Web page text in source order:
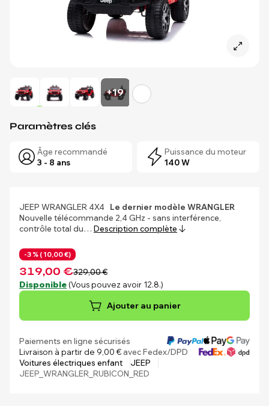
+19
Paramètres clés
Âge recommandé
3 - 8 ans
Puissance du moteur
140 W
JEEP WRANGLER 4X4 Le dernier modèle WRANGLER
Nouvelle télécommande 2,4 GHz - sans interférence,
contrôle total du… Description complète
-3 % ( 10,00 €)
319,00 €329,00 €
Disponible (Vous pouvez avoir 12.8.)
Ajouter au panier
Paiements en ligne sécurisés
Livraison à partir de 9,00 €avec Fedex/DPD
Voitures électriques enfant
JEEP
JEEP_WRANGLER_RUBICON_RED